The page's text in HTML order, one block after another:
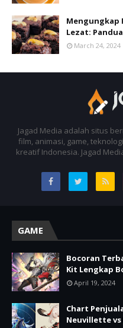
Mengungkap
Lezat:
March 24, 2024
Jagad Media adalah situs
film, animasi, game,
kreatif Indonesia. Jagad
GAME
Bocoran
Kit Lengkap
April 19, 2024
Chart
Neuvillette vs